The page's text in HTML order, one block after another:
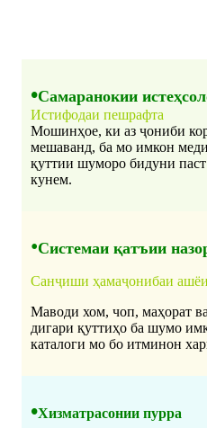
•Самаранокии
Истифодаи пешрафта
Мошинҳое, ки аз ҷониби
мешаванд, ба мо имкон
қуттии шуморо бидуни
кунем.
•Системаи қатъии
Санҷиши ҳамаҷонибаи
Маводи хом, чоп, маҳорат
дигари қуттиҳо ба шумо
каталоги мо бо итминон
•Хизматрасонии пурра